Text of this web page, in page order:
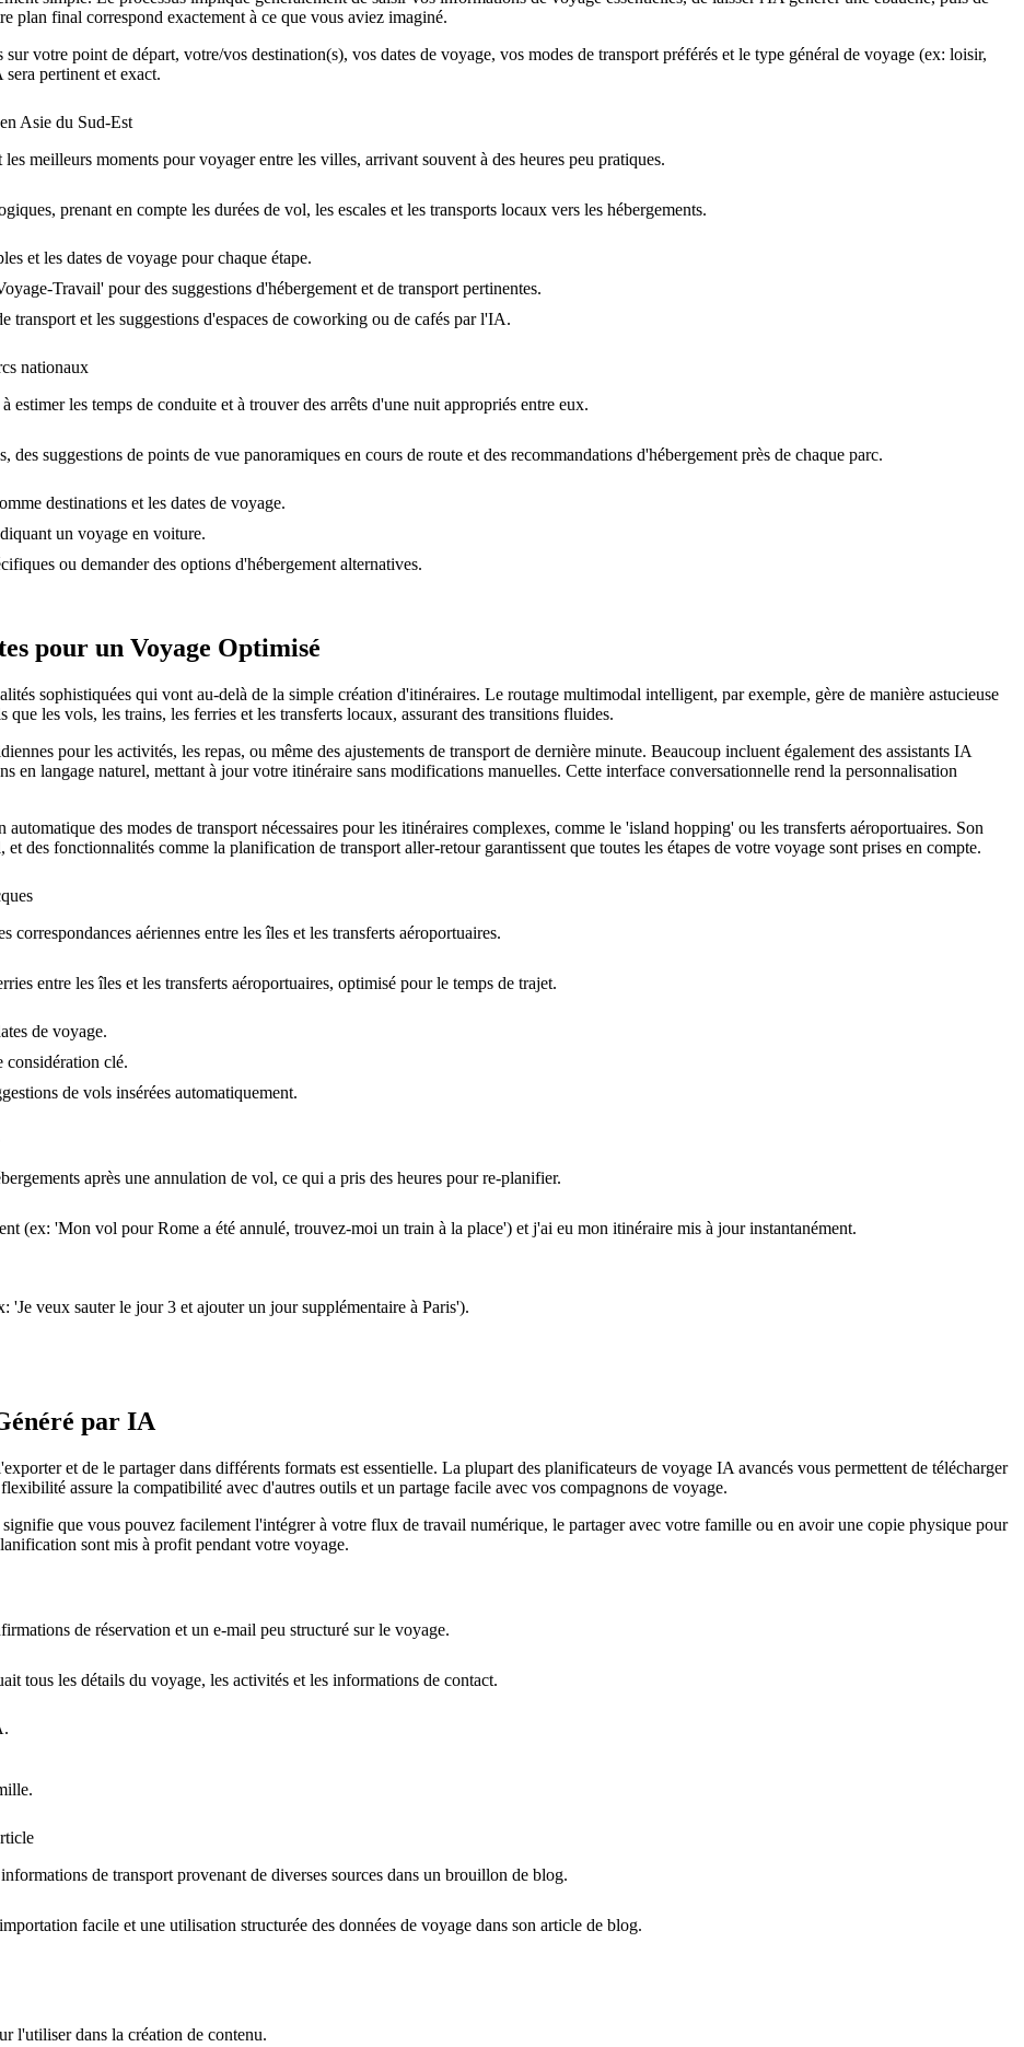
plan final correspond exactement à ce que vous aviez imaginé.
votre point de départ, votre/vos destination(s), vos dates de voyage, vos modes de transport préférés et le type général de voyage (ex: loisir,
pertinent et exact.
Asie du Sud-Est
meilleurs moments pour voyager entre les villes, arrivant souvent à des heures peu pratiques.
prenant en compte les durées de vol, les escales et les transports locaux vers les hébergements.
et les dates de voyage pour chaque étape.
Travail' pour des suggestions d'hébergement et de transport pertinentes.
transport et les suggestions d'espaces de coworking ou de cafés par l'IA.
nationaux
estimer les temps de conduite et à trouver des arrêts d'une nuit appropriés entre eux.
des suggestions de points de vue panoramiques en cours de route et des recommandations d'hébergement près de chaque parc.
destinations et les dates de voyage.
un voyage en voiture.
ou demander des options d'hébergement alternatives.
pour un Voyage Optimisé
sophistiquées qui vont au-delà de la simple création d'itinéraires. Le routage multimodal intelligent, par exemple, gère de manière astucieuse
les vols, les trains, les ferries et les transferts locaux, assurant des transitions fluides.
pour les activités, les repas, ou même des ajustements de transport de dernière minute. Beaucoup incluent également des assistants IA
en langage naturel, mettant à jour votre itinéraire sans modifications manuelles. Cette interface conversationnelle rend la personnalisation
des modes de transport nécessaires pour les itinéraires complexes, comme le 'island hopping' ou les transferts aéroportuaires. Son
des fonctionnalités comme la planification de transport aller-retour garantissent que toutes les étapes de votre voyage sont prises en compte.
correspondances aériennes entre les îles et les transferts aéroportuaires.
entre les îles et les transferts aéroportuaires, optimisé pour le temps de trajet.
de voyage.
clé.
de vols insérées automatiquement.
après une annulation de vol, ce qui a pris des heures pour re-planifier.
(ex: 'Mon vol pour Rome a été annulé, trouvez-moi un train à la place') et j'ai eu mon itinéraire mis à jour instantanément.
'Je veux sauter le jour 3 et ajouter un jour supplémentaire à Paris').
par IA
et de le partager dans différents formats est essentielle. La plupart des planificateurs de voyage IA avancés vous permettent de télécharger
assure la compatibilité avec d'autres outils et un partage facile avec vos compagnons de voyage.
que vous pouvez facilement l'intégrer à votre flux de travail numérique, le partager avec votre famille ou en avoir une copie physique pour
sont mis à profit pendant votre voyage.
de réservation et un e-mail peu structuré sur le voyage.
tous les détails du voyage, les activités et les informations de contact.
de transport provenant de diverses sources dans un brouillon de blog.
facile et une utilisation structurée des données de voyage dans son article de blog.
l'utiliser dans la création de contenu.